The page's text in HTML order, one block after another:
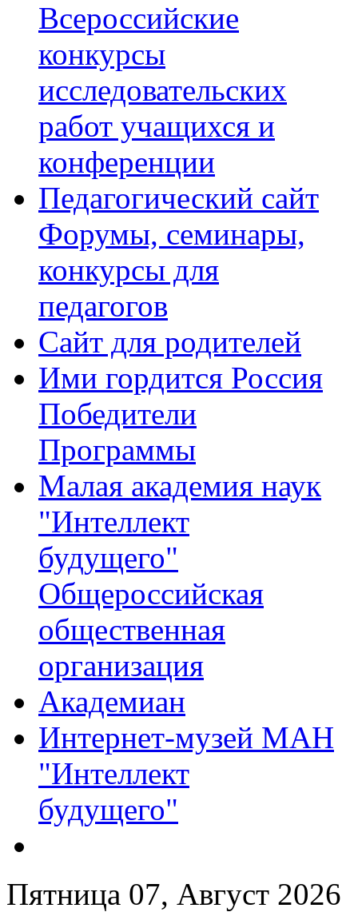
Всероссийские
конкурсы
исследовательских
работ учащихся и
конференции
Педагогический сайт
Форумы, семинары,
конкурсы для
педагогов
Сайт для родителей
Ими гордится Россия
Победители
Программы
Малая академия наук
"Интеллект
будущего"
Общероссийская
общественная
организация
Академиан
Интернет-музей МАН
"Интеллект
будущего"
Пятница 07, Август 2026